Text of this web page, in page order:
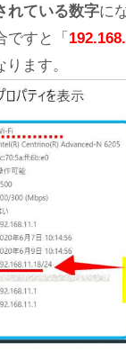
れている数字に
ですと「
ます。